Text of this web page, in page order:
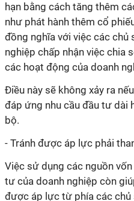
hạn bằng cách tăng thêm
như phát hành thêm cổ
đồng nghĩa với việc các chủ
nghiệp chấp nhận việc chia
các hoạt động của doanh
Điều này sẽ không xảy ra
đáp ứng nhu cầu đầu tư dài
bộ.
- Tránh được áp lực phải
Việc sử dụng các nguồn
tư của doanh nghiệp còn
được áp lực từ phía các chủ